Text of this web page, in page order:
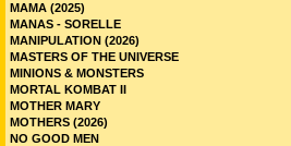
MAMA (2025)
MANAS - SORELLE
MANIPULATION (2026)
MASTERS OF THE UNIVERSE
MINIONS & MONSTERS
MORTAL KOMBAT II
MOTHER MARY
MOTHERS (2026)
NO GOOD MEN